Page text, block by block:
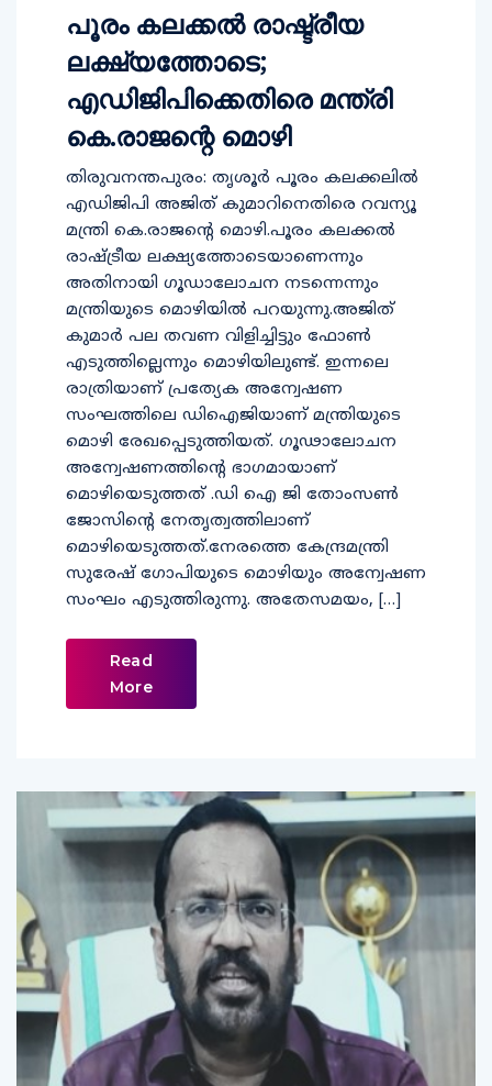
പൂരം കലക്കല്‍ രാഷ്ട്രീയ
ലക്ഷ്യത്തോടെ;
എഡിജിപിക്കെതിരെ മന്ത്രി
കെ.രാജന്റെ മൊഴി
തിരുവനന്തപുരം: തൃശൂര്‍ പൂരം കലക്കലില്‍
എഡിജിപി അജിത് കുമാറിനെതിരെ റവന്യൂ
മന്ത്രി കെ.രാജന്റെ മൊഴി.പൂരം കലക്കല്‍
രാഷ്ട്രീയ ലക്ഷ്യത്തോടെയാണെന്നും
അതിനായി ഗൂഡാലോചന നടന്നെന്നും
മന്ത്രിയുടെ മൊഴിയില്‍ പറയുന്നു.അജിത്
കുമാര്‍ പല തവണ വിളിച്ചിട്ടും ഫോണ്‍
എടുത്തില്ലെന്നും മൊഴിയിലുണ്ട്. ഇന്നലെ
രാത്രിയാണ് പ്രത്യേക അന്വേഷണ
സംഘത്തിലെ ഡിഐജിയാണ് മന്ത്രിയുടെ
മൊഴി രേഖപ്പെടുത്തിയത്. ഗൂഢാലോചന
അന്വേഷണത്തിന്റെ ഭാഗമായാണ്
മൊഴിയെടുത്തത് .ഡി ഐ ജി തോംസണ്‍
ജോസിന്റെ നേതൃത്വത്തിലാണ്
മൊഴിയെടുത്തത്.നേരത്തെ കേന്ദ്രമന്ത്രി
സുരേഷ് ഗോപിയുടെ മൊഴിയും അന്വേഷണ
സംഘം എടുത്തിരുന്നു. അതേസമയം, […]
Read
More